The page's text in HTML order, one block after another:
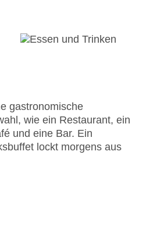
Gebühr
Express, Diners Club,
gastronomische
wie ein Restaurant, ein
und eine Bar. Ein
lockt morgens aus